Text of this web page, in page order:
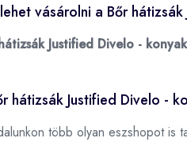
lehet vásárolni a Bőr
Justified Divelo - konyak
hátizsák Justified Divelo -
több olyan eszshopot is